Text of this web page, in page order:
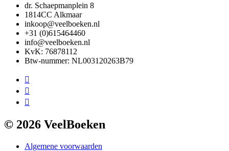
dr. Schaepmanplein 8
1814CC Alkmaar
inkoop@veelboeken.nl
+31 (0)615464460
info@veelboeken.nl
KvK: 76878112
Btw-nummer: NL003120263B79
© 2026 VeelBoeken
Algemene voorwaarden